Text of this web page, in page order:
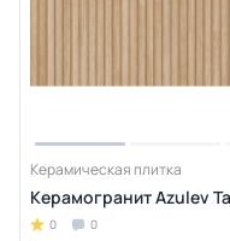
Керамическая плитка
Керамогранит Azulev
0 0